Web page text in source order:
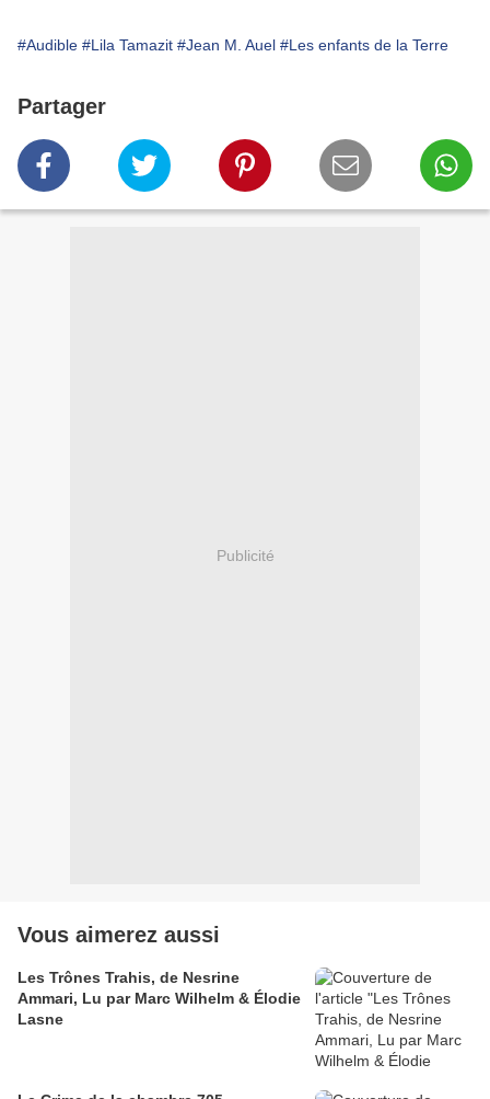
#Audible #Lila Tamazit #Jean M. Auel #Les enfants de la Terre
Partager
Publicité
Vous aimerez aussi
Les Trônes Trahis, de Nesrine
Ammari, Lu par Marc Wilhelm & Élodie
Lasne